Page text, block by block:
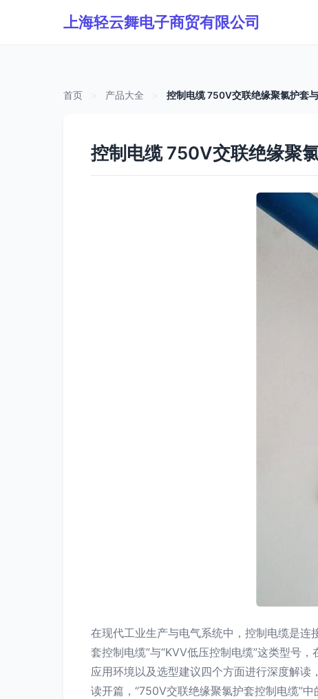
上海轻云舞电子商贸有限公司
首页 产品大全 控制电缆 750V交联绝缘聚氯护套
控制电缆 750V交联绝缘聚
在现代工业生产与电气系统中，控制电缆是
套控制电缆”与“KVV低压控制电缆”这类型号
应用环境以及选型建议四个方面进行深度解
读开篇，“750V交联绝缘聚氯护套控制电缆”